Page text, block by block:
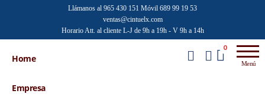
Llámanos al 965 430 151 Móvil 689 99 19 53
ventas@cintuelx.com
Horario Att. al cliente L-J de 9h a 19h - V 9h a 14h
Faraoni
por
de moda
0
Menú
Home
Empresa